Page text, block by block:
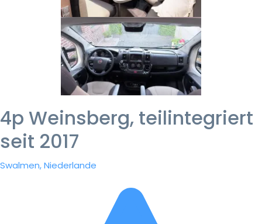
4p Weinsberg, teilintegriert
seit 2017
Swalmen, Niederlande